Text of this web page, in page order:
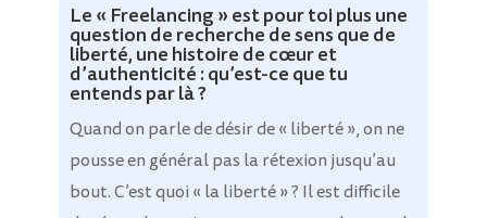
Le « Freelancing » est pour toi plus une
question de recherche de sens que de
liberté, une histoire de cœur et
d’authenticité : qu’est-ce que tu
entends par là ?
Quand on parle de désir de « liberté », on ne
pousse en général pas la rétexion jusqu’au
bout. C’est quoi « la liberté » ? Il estdifficile